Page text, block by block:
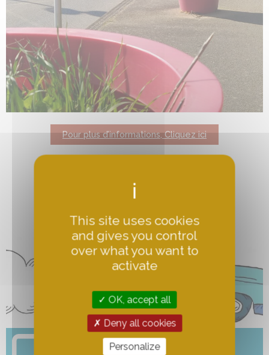
Pour plus d’informations, Cliquez ici
SI VOUS AVEZ DES QUESTIONS,
This site uses cookies
and gives you control
over what you want to
activate
OK, accept all
Deny all cookies
Personalize